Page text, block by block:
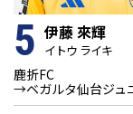
伊藤 來輝
イトウ ライキ
5
鹿折FC
→ベガルタ仙台ジュ